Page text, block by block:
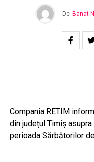
De Banat
Compania RETIM
din județul Timiș
perioada Sărbătorilor